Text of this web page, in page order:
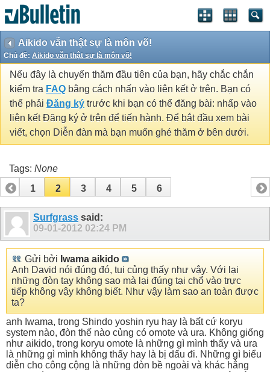
Aikido vẫn thật sự là môn võ!
Chủ đề: Aikido vẫn thật sự là môn võ!
Nếu đây là chuyến thăm đầu tiên của bạn, hãy chắc chắn
kiểm tra FAQ bằng cách nhấn vào liên kết ở trên. Bạn có
thể phải Đăng ký trước khi bạn có thể đăng bài: nhấp vào
liên kết Đăng ký ở trên để tiến hành. Để bắt đầu xem bài
viết, chọn Diễn đàn mà bạn muốn ghé thăm ở bên dưới.
Tags: None
1
2 3 4 5 6
Surfgrass said:
09-01-2012 02:24 PM
Gửi bởi Iwama aikido
Anh David nói đúng đó, tui củng thấy như vậy. Với lại
những đòn tay không sao mà lại đúng tại chổ vào trực
tiếp không vậy không biết. Như vậy làm sao an toàn được
ta?
anh Iwama, trong Shindo yoshin ryu hay là bất cứ koryu
system nào, đòn thế nào củng có omote và ura. Không giống
như aikido, trong koryu omote là những gì mình thấy và ura
là những gì mình không thấy hay là bị dấu đi. Những gì biểu
diễn cho công cộng là những đòn bề ngoài và khác hẳng